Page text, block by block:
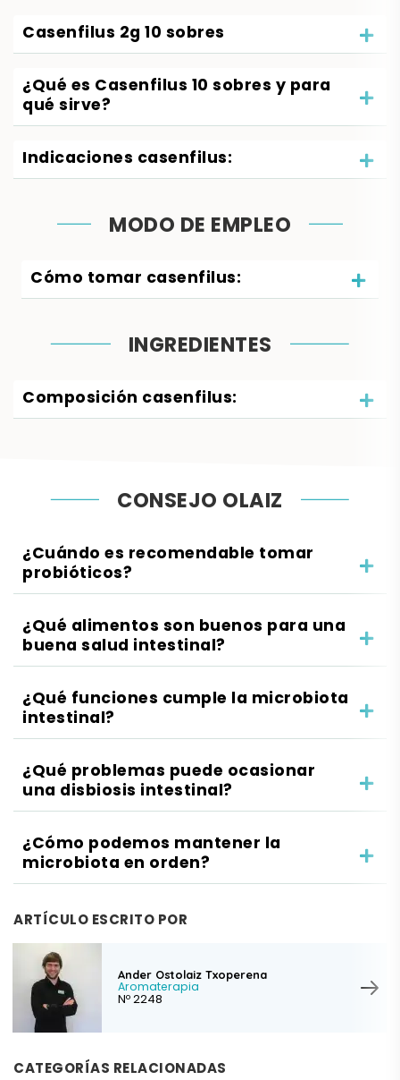
Casenfilus 2g 10 sobres
¿Qué es Casenfilus 10 sobres y para
qué sirve?
Indicaciones casenfilus:
MODO DE EMPLEO
Cómo tomar casenfilus:
INGREDIENTES
Composición casenfilus:
CONSEJO OLAIZ
¿Cuándo es recomendable tomar
probióticos?
¿Qué alimentos son buenos para una
buena salud intestinal?
¿Qué funciones cumple la microbiota
intestinal?
¿Qué problemas puede ocasionar
una disbiosis intestinal?
¿Cómo podemos mantener la
microbiota en orden?
ARTÍCULO ESCRITO POR
Ander Ostolaiz Txoperena
Aromaterapia
Nº 2248
CATEGORÍAS RELACIONADAS